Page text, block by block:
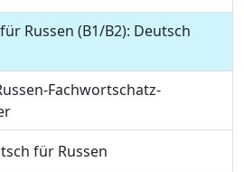
Russen (B1/B2): Deutsch
Fachwortschatz-
für Russen